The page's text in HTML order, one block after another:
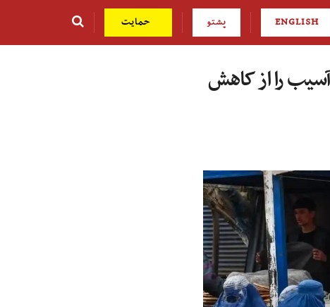
ENGLISH پشتو حمایت
را از کاهش